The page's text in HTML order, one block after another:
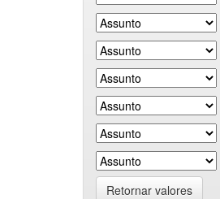
Retornar valores